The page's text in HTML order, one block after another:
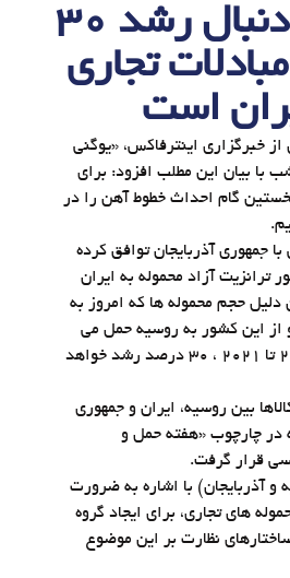
مسکو به دنبال رشد 30
تجاری
است
از خبرگزاری اینترفاکس، «یوگنی
با بیان این مطلب افزود: برای
گام احداث خطوط آهن را در
جمهوری آذربایجان توافق کرده
ترانزیت آزاد محموله به ایران
حجم محموله ها که امروز به
از این کشور به روسیه حمل می
شود در سال های 2019 تا 2021 ، 30 درصد رشد خواهد
بین روسیه، ایران و جمهوری
در چارچوب «هفته حمل و
آذربایجان) با اشاره به ضرورت
های تجاری، برای ایجاد گروه
نظارت بر این موضوع